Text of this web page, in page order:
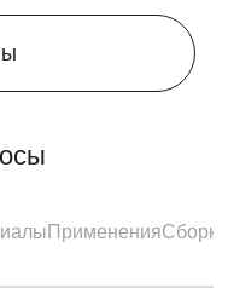
ПримененияСборка